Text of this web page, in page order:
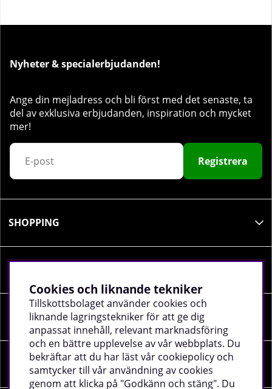
Nyheter & specialerbjudanden!
Ange din mejladress och bli först med det senaste, ta
del av exklusiva erbjudanden, inspiration och mycket
mer!
Registrera
SHOPPING
SOCIALA MEDIER
FÖRETAGSUPPGIFTER
Cookies och liknande tekniker
Tillskottsbolaget använder cookies och
liknande lagringstekniker för att ge dig
anpassat innehåll, relevant marknadsföring
och en bättre upplevelse av vår webbplats. Du
bekräftar att du har läst vår cookiepolicy och
samtycker till vår användning av cookies
genom att klicka på "Godkänn och stäng". Du